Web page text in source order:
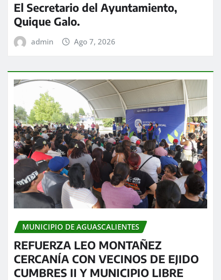
El Secretario del Ayuntamiento,
Quique Galo.
admin Ago 7, 2026
MUNICIPIO DE AGUASCALIENTES
REFUERZA LEO MONTAÑEZ
CERCANÍA CON VECINOS DE EJIDO
CUMBRES II Y MUNICIPIO LIBRE